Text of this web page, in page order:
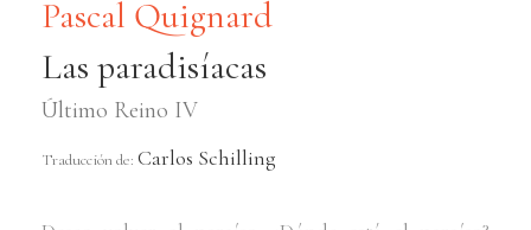
Pascal Quignard
Las paradisíacas
Último Reino IV
Traducción de: Carlos Schilling